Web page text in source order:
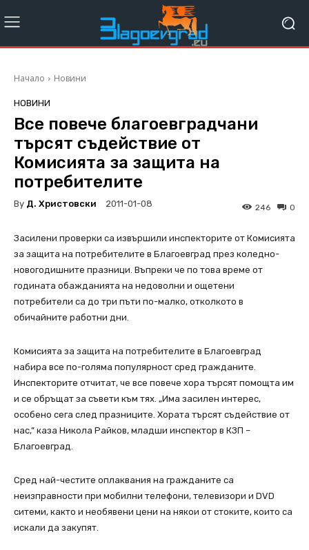
Начало Новини
НОВИНИ
Все повече благоевградчани
търсят съдействие от
Комисията за защита на
потребителите
By Д. Христовски 2011-01-08 0
246
Засилени проверки са извършили инспекторите от Комисията
за защита на потребителите в Благоевград през коледно-
новогодишните празници. Въпреки че по това време от
годината обажданията на недоволни и ощетени
потребители са до три пъти по-малко, отколкото в
обичайните работни дни.
Комисията за защита на потребителите в Благоевград
набира все по-голяма популярност сред гражданите.
Инспекторите отчитат, че все повече хора търсят помощта им
и се обръщат за съвети към тях. „Има засилен интерес,
особено сега след празниците. Хората търсят съдействие от
нас,” каза Никола Райков, младши инспектор в КЗП –
Благоевград.
Сред най-честите оплаквания на гражданите са
неизправности при мобилни телефони, телевизори и DVD
ситеми, както и необявени цени на някои от стоките, които са
искали да закупят.